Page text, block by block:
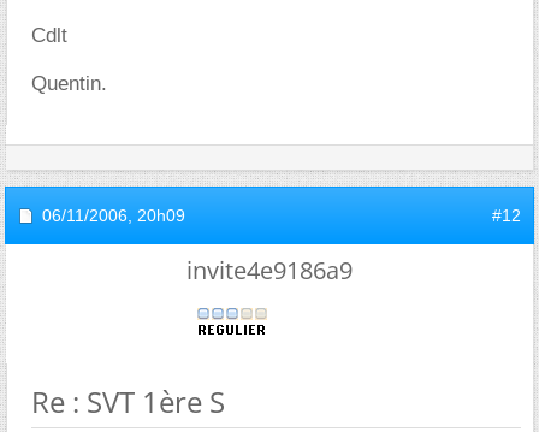
Cdlt
Quentin.
06/11/2006, 20h09 #12
invite4e9186a9
Re : SVT 1ère S